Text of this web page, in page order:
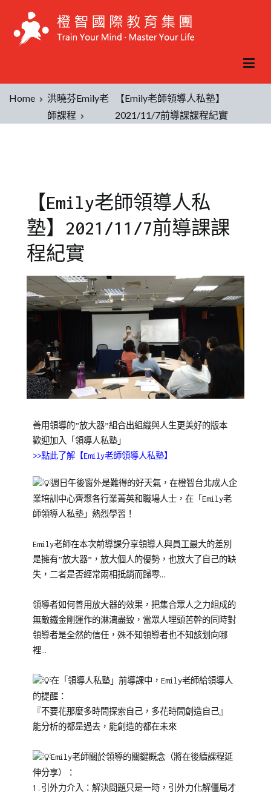
Home
洪曉芬Emily老
師課程
【Emily老師領導人私塾】
2021/11/7前導課課程紀實
【Emily老師領導人私
塾】2021/11/7前導課課
程紀實
Posted
on
2021-
09
Posted
in
芬
Emily
老
課
程
Tagged
Emily
領
導,
領
人
課
程
善用領導的”放大器”組合出組織與人生更美好的版本
歡迎加入「領導人私塾」
>>點此了解【Emily老師領導人私塾】
週日午後窗外是難得的好天氣，在橙智台北成人企
業培訓中心齊聚各行業菁英和職場人士，在「Emily老
師領導人私塾」熱烈學習！
Emily老師在本次前導課分享領導人與員工最大的差別
是擁有”放大器”，放大個人的優勢，也放大了自己的缺
失，二者是否經常兩相抵銷而歸零…
領導者如何善用放大器的效果，把集合眾人之力組成的
無敵鐵金剛運作的淋漓盡致，當眾人埋頭苦幹的同時對
領導者是全然的信任，殊不知領導者也不知該划向哪
裡…
在「領導人私塾」前導課中，Emily老師給領導人
的提醒：
『不要花那麼多時間探索自己，多花時間創造自己』
能分析的都是過去，能創造的都在未來
Emily老師關於領導的關鍵概念（將在後續課程延
伸分享）：
1.引外力介入：解決問題只是一時，引外力化解僵局才